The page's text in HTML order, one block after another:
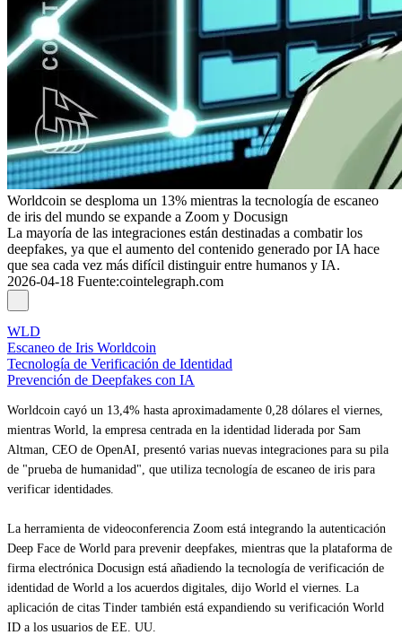
Worldcoin se desploma un 13% mientras la tecnología de escaneo
de iris del mundo se expande a Zoom y Docusign
La mayoría de las integraciones están destinadas a combatir los
deepfakes, ya que el aumento del contenido generado por IA hace
que sea cada vez más difícil distinguir entre humanos y IA.
2026-04-18 Fuente:cointelegraph.com
WLD
Escaneo de Iris Worldcoin
Tecnología de Verificación de Identidad
Prevención de Deepfakes con IA
Worldcoin cayó un 13,4% hasta aproximadamente 0,28 dólares el viernes,
mientras World, la empresa centrada en la identidad liderada por Sam
Altman, CEO de OpenAI, presentó varias nuevas integraciones para su pila
de "prueba de humanidad", que utiliza tecnología de escaneo de iris para
verificar identidades.
La herramienta de videoconferencia Zoom está integrando la autenticación
Deep Face de World para prevenir deepfakes, mientras que la plataforma de
firma electrónica Docusign está añadiendo la tecnología de verificación de
identidad de World a los acuerdos digitales, dijo World el viernes. La
aplicación de citas Tinder también está expandiendo su verificación World
ID a los usuarios de EE. UU.